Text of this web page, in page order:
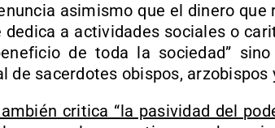
asimismo que el dinero
dedica a actividades sociales o
de toda la sociedad”
de sacerdotes obispos, arzobispos
critica “la pasividad del